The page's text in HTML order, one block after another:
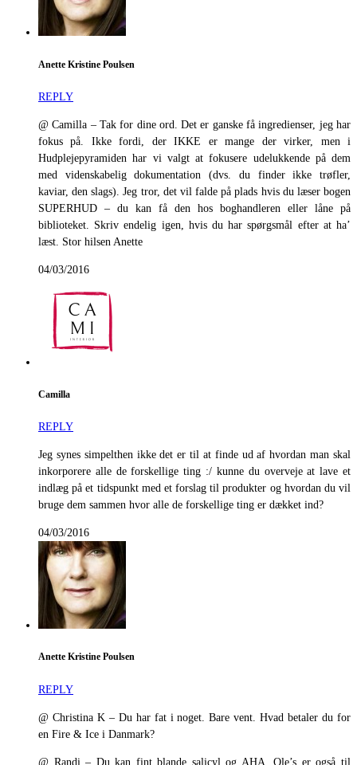
Anette Kristine Poulsen
REPLY
@ Camilla – Tak for dine ord. Det er ganske få ingredienser, jeg har
fokus på. Ikke fordi, der IKKE er mange der virker, men i
Hudplejepyramiden har vi valgt at fokusere udelukkende på dem
med videnskabelig dokumentation (dvs. du finder ikke trøfler,
kaviar, den slags). Jeg tror, det vil falde på plads hvis du læser bogen
SUPERHUD – du kan få den hos boghandleren eller låne på
biblioteket. Skriv endelig igen, hvis du har spørgsmål efter at ha’
læst. Stor hilsen Anette
04/03/2016
Camilla
REPLY
Jeg synes simpelthen ikke det er til at finde ud af hvordan man skal
inkorporere alle de forskellige ting :/ kunne du overveje at lave et
indlæg på et tidspunkt med et forslag til produkter og hvordan du vil
bruge dem sammen hvor alle de forskellige ting er dækket ind?
04/03/2016
Anette Kristine Poulsen
REPLY
@ Christina K – Du har fat i noget. Bare vent. Hvad betaler du for
en Fire & Ice i Danmark?
@ Randi – Du kan fint blande salicyl og AHA, Ole’s er også til